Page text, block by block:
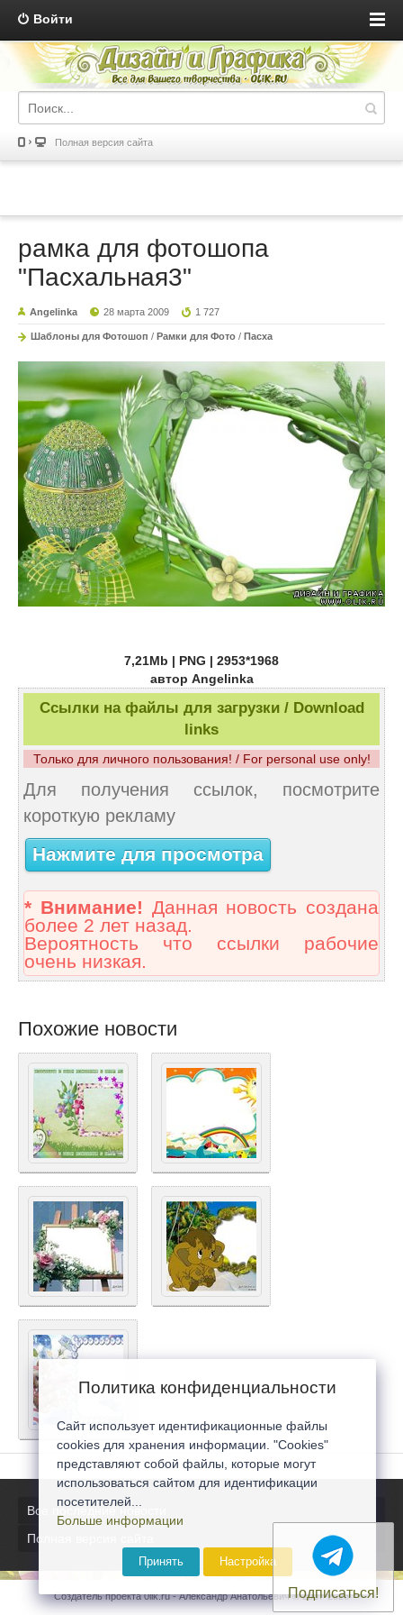
Войти
Полная версия сайта
рамка для фотошопа
"Пасхальная3"
Angelinka 28 марта 2009 1 727
Шаблоны для Фотошоп / Рамки для Фото / Пасха
7,21Mb | PNG | 2953*1968
автор Angelinka
Ссылки на файлы для загрузки / Download
links
Только для личного пользования! / For personal use only!
Для получения ссылок, посмотрите
короткую рекламу
Нажмите для просмотра
* Внимание! Данная новость создана
более 2 лет назад.
Вероятность что ссылки рабочие
очень низкая.
Похожие новости
Все последние новости
Полная версия сайта
Создатель проекта 0lik.ru - Александр Анатольевич © 2007-2026
Подписаться!
Политика конфиденциальности
Сайт использует идентификационные файлы
cookies для хранения информации. "Cookies"
представляют собой файлы, которые могут
использоваться сайтом для идентификации
посетителей...
Больше информации
Принять Настройка